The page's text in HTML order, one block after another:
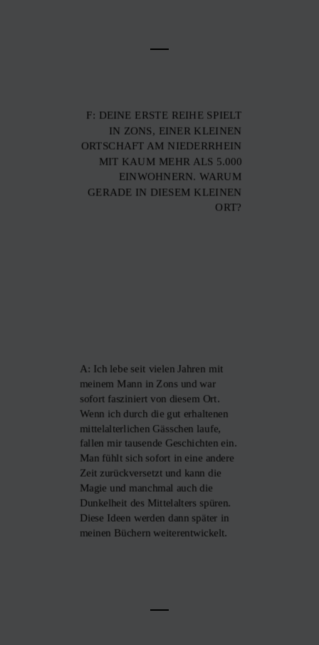
F: DEINE ERSTE REIHE SPIELT
IN ZONS, EINER KLEINEN
ORTSCHAFT AM NIEDERRHEIN
MIT KAUM MEHR ALS 5.000
EINWOHNERN. WARUM
GERADE IN DIESEM KLEINEN
ORT?
A: Ich lebe seit vielen Jahren mit
meinem Mann in Zons und war
sofort fasziniert von diesem Ort.
Wenn ich durch die gut erhaltenen
mittelalterlichen Gässchen laufe,
fallen mir tausende Geschichten ein.
Man fühlt sich sofort in eine andere
Zeit zurückversetzt und kann die
Magie und manchmal auch die
Dunkelheit des Mittelalters spüren.
Diese Ideen werden dann später in
meinen Büchern weiterentwickelt.